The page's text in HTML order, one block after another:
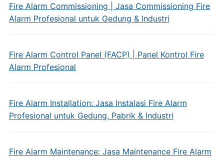
Fire Alarm Commissioning | Jasa Commissioning Fire
Alarm Profesional untuk Gedung & Industri
Fire Alarm Control Panel (FACP) | Panel Kontrol Fire
Alarm Profesional
Fire Alarm Installation: Jasa Instalasi Fire Alarm
Profesional untuk Gedung, Pabrik & Industri
Fire Alarm Maintenance: Jasa Maintenance Fire Alarm